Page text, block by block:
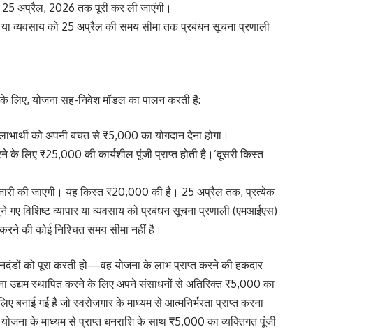
25 अप्रैल, 2026 तक पूरी कर ली जाएंगी।
या व्यवसाय को 25 अप्रैल की समय सीमा तक प्रबंधन सूचना प्रणाली
लिए, योजना सह-निवेश मॉडल का पालन करती है:
को अपनी बचत से ₹5,000 का योगदान देना होगा।
लिए ₹25,000 की कार्यशील पूंजी प्राप्त होती है।’दूसरी किस्त
जारी की जाएगी। यह किस्त ₹20,000 की है। 25 अप्रैल तक, प्रत्येक
गए विशिष्ट व्यापार या व्यवसाय को प्रबंधन सूचना प्रणाली (एमआईएस)
की कोई निश्चित समय सीमा नहीं है।
को पूरा करती हो—वह योजना के लाभ प्राप्त करने की हकदार
उद्यम स्थापित करने के लिए अपने संसाधनों से अतिरिक्त ₹5,000 का
गई है जो स्वरोजगार के माध्यम से आत्मनिर्भरता प्राप्त करना
के माध्यम से प्राप्त धनराशि के साथ ₹5,000 का व्यक्तिगत पूंजी